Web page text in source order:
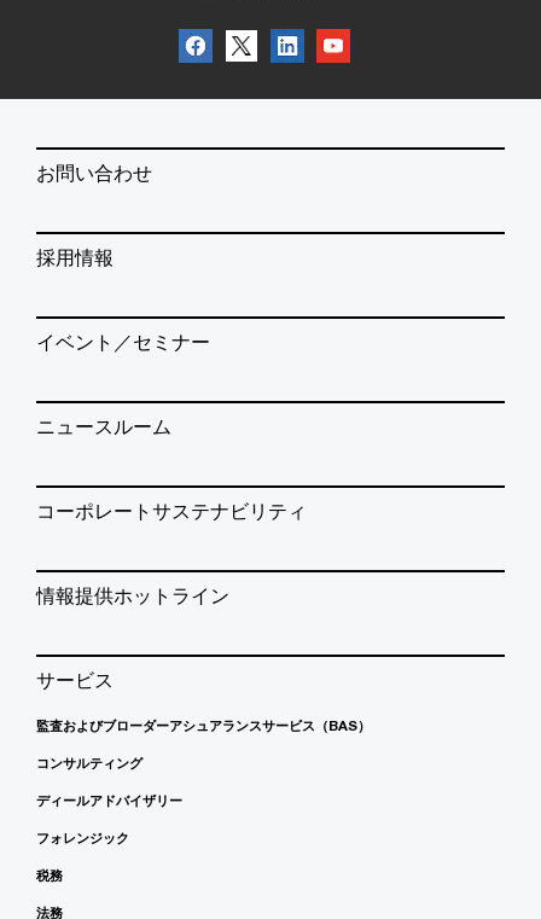
お問い合わせ
採用情報
イベント／セミナー
ニュースルーム
コーポレートサステナビリティ
情報提供ホットライン
サービス
監査およびブローダーアシュアランスサービス（BAS）
コンサルティング
ディールアドバイザリー
フォレンジック
税務
法務